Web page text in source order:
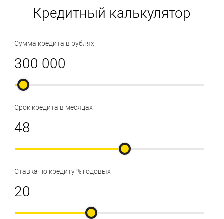
Кредитный калькулятор
Сумма кредита в рублях
Срок кредита в месяцах
Ставка по кредиту % годовых